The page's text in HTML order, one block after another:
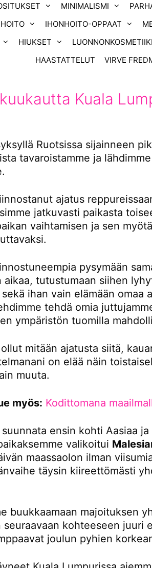
MINIMALISMI
IHONHOITO-OPPAAT
HIUKSET
HAASTATTELUT
VIRVE
Kuala
Ruotsissa sijainneen
tavaroistamme ja
ajatus
jatkuvasti paikasta
vaihtamisen ja sen
pysymään
aikaa, tutustumaan siihen
ihan vain elämään omaa
tehdä omia
ympäristön tuomilla
mitään ajatusta siitä,
on elää näin
muuta.
myös: Kodittomana
ensin kohti Aasiaa
valikoitui
maassaolon ilman
täysin kiireettömästi
buukkaamaan majoituksen
seuraavaan kohteeseen juuri
joulun pyhien